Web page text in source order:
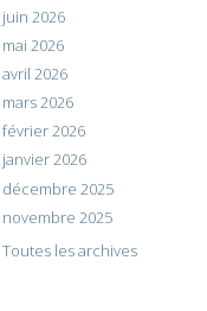
juin 2026
mai 2026
avril 2026
mars 2026
février 2026
janvier 2026
décembre 2025
novembre 2025
Toutes les archives